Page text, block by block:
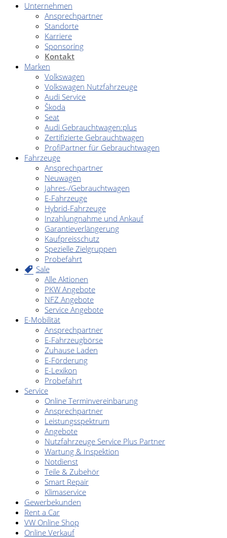
Unternehmen
Ansprechpartner
Standorte
Karriere
Sponsoring
Kontakt
Marken
Volkswagen
Volkswagen Nutzfahrzeuge
Audi Service
Škoda
Seat
Audi Gebrauchtwagen:plus
Zertifizierte Gebrauchtwagen
ProfiPartner für Gebrauchtwagen
Fahrzeuge
Ansprechpartner
Neuwagen
Jahres-/Gebrauchtwagen
E-Fahrzeuge
Hybrid-Fahrzeuge
Inzahlungnahme und Ankauf
Garantieverlängerung
Kaufpreisschutz
Spezielle Zielgruppen
Probefahrt
Sale
Alle Aktionen
PKW Angebote
NFZ Angebote
Service Angebote
E-Mobilität
Ansprechpartner
E-Fahrzeugbörse
Zuhause Laden
E-Förderung
E-Lexikon
Probefahrt
Service
Online Terminvereinbarung
Ansprechpartner
Leistungsspektrum
Angebote
Nutzfahrzeuge Service Plus Partner
Wartung & Inspektion
Notdienst
Teile & Zubehör
Smart Repair
Klimaservice
Gewerbekunden
Rent a Car
VW Online Shop
Online Verkauf